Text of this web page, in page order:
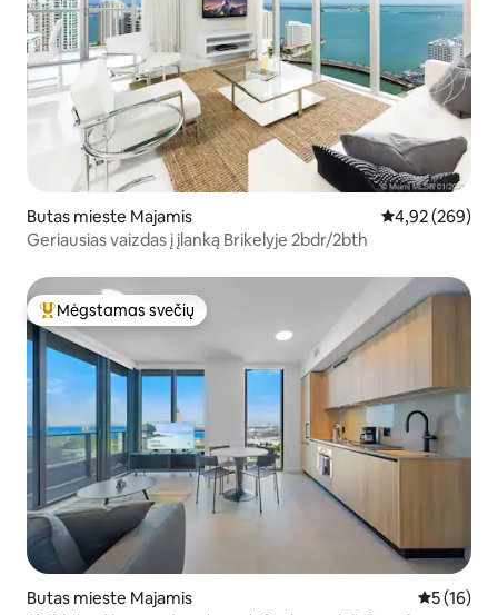
Butas mieste Majamis Vidutinis
4,92 (269)
Geriausias vaizdas į įlanką Brikelyje 2bdr/2bth
Svečių mėgstamiausias
Mėgstamas svečių
Butas mieste Majamis Vidutinis
5 (16)